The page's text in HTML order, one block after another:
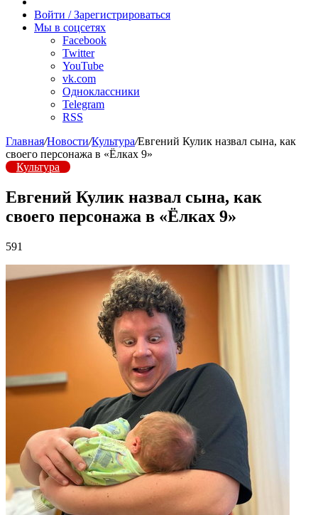
радио
Войти / Зарегистрироваться
Мы в соцсетях
Facebook
Twitter
YouTube
vk.com
Одноклассники
Telegram
RSS
Главная/Новости/Культура/Евгений Кулик назвал сына, как
своего персонажа в «Ёлках 9»
Культура
Евгений Кулик назвал сына, как
своего персонажа в «Ёлках 9»
591